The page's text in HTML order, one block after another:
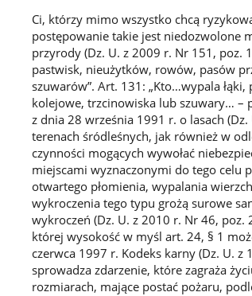
Ci, którzy mimo wszystko chcą
postępowanie takie jest niedozwolone
przyrody (Dz. U. z 2009 r. Nr 151, poz.
pastwisk, nieużytków, rowów, pasów
szuwarów”. Art. 131: „Kto…wypala
kolejowe, trzcinowiska lub szuwary… –
z dnia 28 września 1991 r. o lasach
terenach śródleśnych, jak również w
czynności mogących wywołać
miejscami wyznaczonymi do tego celu
otwartego płomienia, wypalania
wykroczenia tego typu grożą surowe
wykroczeń (Dz. U. z 2010 r. Nr 46, poz.
której wysokość w myśl art. 24, § 1
czerwca 1997 r. Kodeks karny (Dz. U.
sprowadza zdarzenie, które zagraża
rozmiarach, mające postać pożaru,